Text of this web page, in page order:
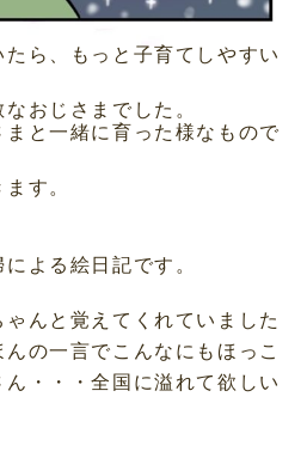
ら、もっと子育てしやすい
おじさまでした。
まと一緒に育った様なもので
す。
よる絵日記です。
んと覚えてくれていました
の一言でこんなにもほっこ
・・・全国に溢れて欲しい